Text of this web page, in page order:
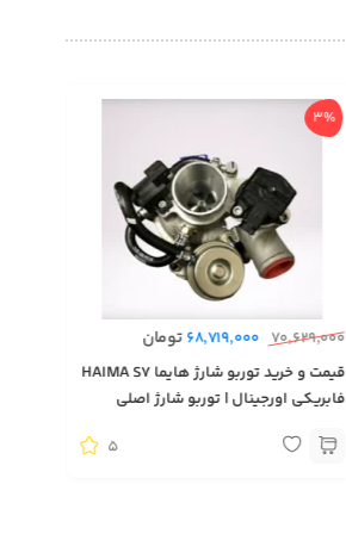
3%
70,629,000
68,719,000 تومان
قیمت و خرید توربو شارژ هایما HAIMA S7
فابریکی اورجینال | توربو شارژ اصلی
شارژ فابریکی هایما اس۷
5